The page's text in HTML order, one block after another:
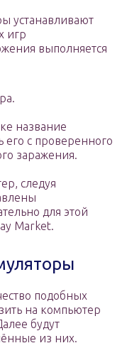
устанавливают
игр
выполняется
название
его с проверенного
заражения.
следуя
для этой
Market.
подобных
на компьютер
будут
из них.